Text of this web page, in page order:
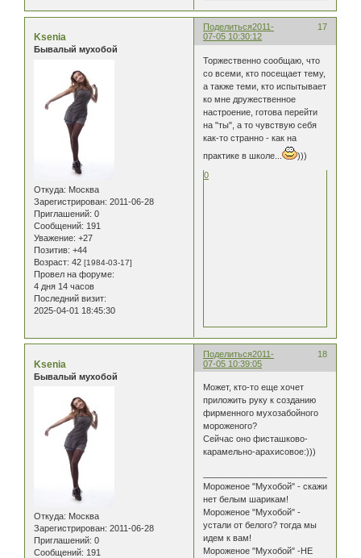
Поделиться 17
2011-
07-05 10:30:12
Ksenia
Бывалый мухобой
Откуда: Москва
Зарегистрирован: 2011-06-28
Приглашений: 0
Сообщений: 191
Уважение: +27
Позитив: +44
Возраст: 42 [1984-03-17]
Провел на форуме:
4 дня 14 часов
Последний визит:
2025-04-01 18:45:30
Торжественно сообщаю, что
со всеми, кто посещает тему,
а также теми, кто испытывает
ко мне дружественное
настроение, готова перейти
на "ты", а то чувствую себя
как-то странно - как на
практике в школе...
)))
0
Поделиться 18
2011-
07-05 10:39:05
Ksenia
Бывалый мухобой
Откуда: Москва
Зарегистрирован: 2011-06-28
Приглашений: 0
Сообщений: 191
Может, кто-то еще хочет
приложить руку к созданию
фирменного мухозабойного
мороженого?
Сейчас оно фисташково-
карамельно-арахисовое:)))
Мороженое "Мухобой" - скажи
нет белым шарикам!
Мороженое "Мухобой" -
устали от белого? тогда мы
идем к вам!
Мороженое "Мухобой" -НЕ